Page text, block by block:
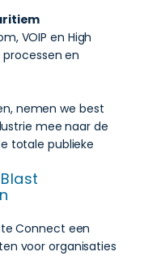
VOIP en High
en
nemen we best
mee naar de
totale publieke
Connect een
voor organisaties